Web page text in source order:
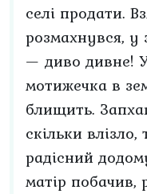
селі продати.
розмахнувся,
— диво дивне!
мотижечка в
блищить.
скільки
радісний
матір побачив,